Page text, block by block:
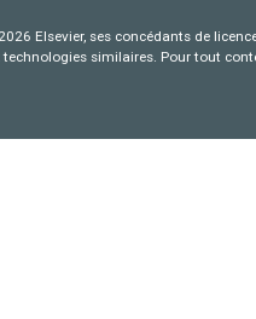
Elsevier, ses concédants de
similaires. Pour tout